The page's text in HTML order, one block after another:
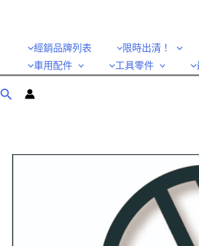
經銷品牌列表 限時出清！
車用配件
工具零件